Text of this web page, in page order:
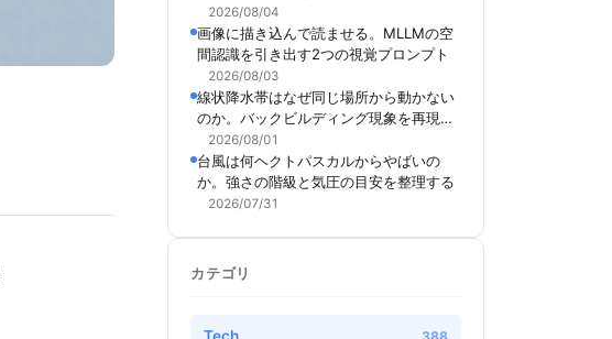
を作った
2026/08/04
画像に描き込んで読ませる。MLLMの空
間認識を引き出す2つの視覚プロンプト
2026/08/03
線状降水帯はなぜ同じ場所から動かない
のか。バックビルディング現象を再現で
きるシミュレーターを作った
2026/08/01
台風は何ヘクトパスカルからやばいの
か。強さの階級と気圧の目安を整理する
2026/07/31
カテゴリ